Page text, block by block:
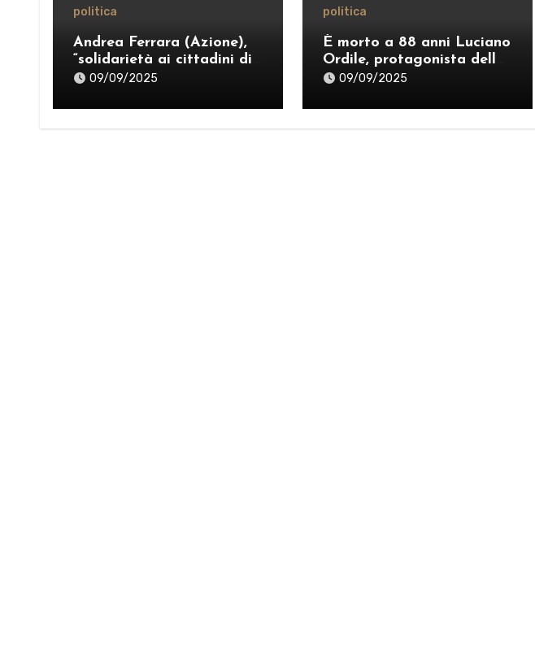
politica
Andrea Ferrara (Azione),
“solidarietà ai cittadini di
Taormina colpiti
sostegno al Comitato
09/09/2025
politica
È morto a 88 anni Luciano
Ordile, protagonista della
politica siciliana
09/09/2025